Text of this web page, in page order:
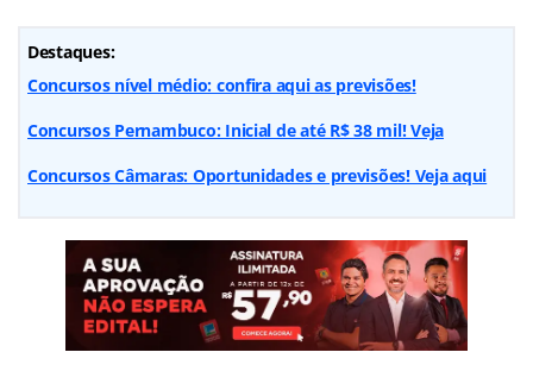
Destaques:
Concursos nível médio: confira aqui as previsões!
Concursos Pernambuco: Inicial de até R$ 38 mil! Veja
Concursos Câmaras: Oportunidades e previsões! Veja aqui